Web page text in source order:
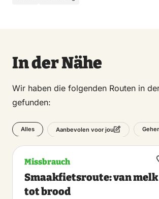
In der Nähe
Wir haben die folgenden Routen in
gefunden:
Alles Aanbevolen voor jou
Missbrauch
Smaakfietsroute: van melk
tot brood